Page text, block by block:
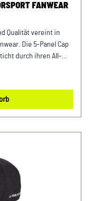
FANWEAR
Qualität vereint in
Die 5-Panel Cap
durch ihren All-
des 911 GT3 R und
damit alle
Der
mit Porsche-Sprüchen
Prägung Kleines
und Pflegehinweise: